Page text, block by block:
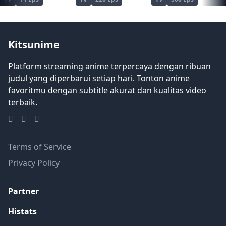
Kitsunime
Platform streaming anime terpercaya dengan ribuan
judul yang diperbarui setiap hari. Tonton anime
favoritmu dengan subtitle akurat dan kualitas video
terbaik.
Terms of Service
Privacy Policy
Partner
Histats